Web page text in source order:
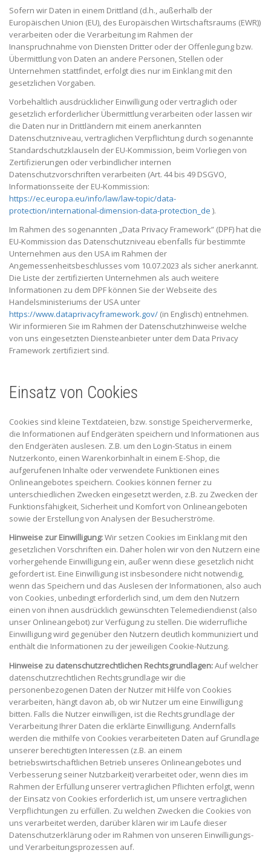
Sofern wir Daten in einem Drittland (d.h., außerhalb der
Europäischen Union (EU), des Europäischen Wirtschaftsraums (EWR))
verarbeiten oder die Verarbeitung im Rahmen der
Inanspruchnahme von Diensten Dritter oder der Offenlegung bzw.
Übermittlung von Daten an andere Personen, Stellen oder
Unternehmen stattfindet, erfolgt dies nur im Einklang mit den
gesetzlichen Vorgaben.
Vorbehaltlich ausdrücklicher Einwilligung oder vertraglich oder
gesetzlich erforderlicher Übermittlung verarbeiten oder lassen wir
die Daten nur in Drittländern mit einem anerkannten
Datenschutzniveau, vertraglichen Verpflichtung durch sogenannte
Standardschutzklauseln der EU-Kommission, beim Vorliegen von
Zertifizierungen oder verbindlicher internen
Datenschutzvorschriften verarbeiten (Art. 44 bis 49 DSGVO,
Informationsseite der EU-Kommission:
https://ec.europa.eu/info/law/law-topic/data-
protection/international-dimension-data-protection_de ).
Im Rahmen des sogenannten „Data Privacy Framework” (DPF) hat die
EU-Kommission das Datenschutzniveau ebenfalls für bestimmte
Unternehmen aus den USA im Rahmen der
Angemessenheitsbeschlusses vom 10.07.2023 als sicher anerkannt.
Die Liste der zertifizierten Unternehmen als auch weitere
Informationen zu dem DPF können Sie der Webseite des
Handelsministeriums der USA unter
https://www.dataprivacyframework.gov/ (in Englisch) entnehmen.
Wir informieren Sie im Rahmen der Datenschutzhinweise welche
von uns eingesetzten Diensteanbieter unter dem Data Privacy
Framework zertifiziert sind.
Einsatz von Cookies
Cookies sind kleine Textdateien, bzw. sonstige Speichervermerke,
die Informationen auf Endgeräten speichern und Informationen aus
den Endgeräten auslesen. Z.B. um den Login-Status in einem
Nutzerkonto, einen Warenkorbinhalt in einem E-Shop, die
aufgerufenen Inhalte oder verwendete Funktionen eines
Onlineangebotes speichern. Cookies können ferner zu
unterschiedlichen Zwecken eingesetzt werden, z.B. zu Zwecken der
Funktionsfähigkeit, Sicherheit und Komfort von Onlineangeboten
sowie der Erstellung von Analysen der Besucherströme.
Hinweise zur Einwilligung:Wir setzen Cookies im Einklang mit den
gesetzlichen Vorschriften ein. Daher holen wir von den Nutzern eine
vorhergehende Einwilligung ein, außer wenn diese gesetzlich nicht
gefordert ist. Eine Einwilligung ist insbesondere nicht notwendig,
wenn das Speichern und das Auslesen der Informationen, also auch
von Cookies, unbedingt erforderlich sind, um dem den Nutzern
einen von ihnen ausdrücklich gewünschten Telemediendienst (also
unser Onlineangebot) zur Verfügung zu stellen. Die widerrufliche
Einwilligung wird gegenüber den Nutzern deutlich kommuniziert und
enthält die Informationen zu der jeweiligen Cookie-Nutzung.
Hinweise zu datenschutzrechtlichen Rechtsgrundlagen:Auf welcher
datenschutzrechtlichen Rechtsgrundlage wir die
personenbezogenen Daten der Nutzer mit Hilfe von Cookies
verarbeiten, hängt davon ab, ob wir Nutzer um eine Einwilligung
bitten. Falls die Nutzer einwilligen, ist die Rechtsgrundlage der
Verarbeitung Ihrer Daten die erklärte Einwilligung. Andernfalls
werden die mithilfe von Cookies verarbeiteten Daten auf Grundlage
unserer berechtigten Interessen (z.B. an einem
betriebswirtschaftlichen Betrieb unseres Onlineangebotes und
Verbesserung seiner Nutzbarkeit) verarbeitet oder, wenn dies im
Rahmen der Erfüllung unserer vertraglichen Pflichten erfolgt, wenn
der Einsatz von Cookies erforderlich ist, um unsere vertraglichen
Verpflichtungen zu erfüllen. Zu welchen Zwecken die Cookies von
uns verarbeitet werden, darüber klären wir im Laufe dieser
Datenschutzerklärung oder im Rahmen von unseren Einwilligungs-
und Verarbeitungsprozessen auf.